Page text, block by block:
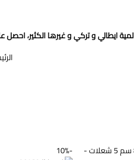
ايطالي و تركي و غيرها الكثير، احصل
-10%